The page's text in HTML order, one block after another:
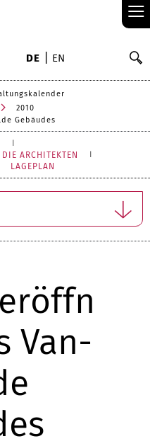
≡
DE EN
2010
Gebäudes
DIE ARCHITEKTEN
LAGEPLAN
Van-